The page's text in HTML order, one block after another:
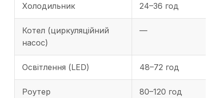
Холодильник 24–36 год
Котел (циркуляційний
насос)
—
Освітлення (LED) 48–72 год
Роутер 80–120 год